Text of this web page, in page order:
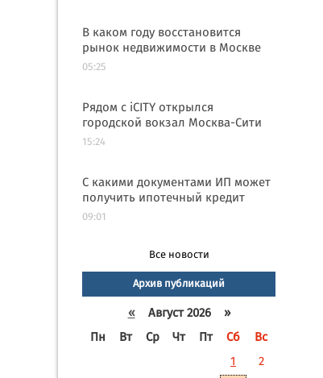
В каком году восстановится
рынок недвижимости в Москве
05:25
Рядом с iCITY открылся
городской вокзал Москва-Сити
15:24
С какими документами ИП может
получить ипотечный кредит
09:01
Все новости
Архив публикаций
«Август 2026 »
Пн
Вт Ср Чт Пт Сб
Вс
1
2